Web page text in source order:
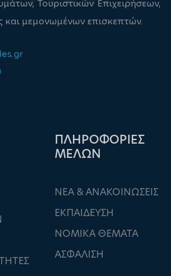
Τουριστικών Επιχειρήσεων,
μεμονωμένων επισκεπτών.
ΠΛΗΡΟΦΟΡΙΕΣ
ΜΕΛΩΝ
ΝΕΑ & ΑΝΑΚΟΙΝΩΣΕΙΣ
ΕΚΠΑΙΔΕΥΣΗ
ΝΟΜΙΚΑ ΘΕΜΑΤΑ
ΑΣΦΑΛΙΣΗ